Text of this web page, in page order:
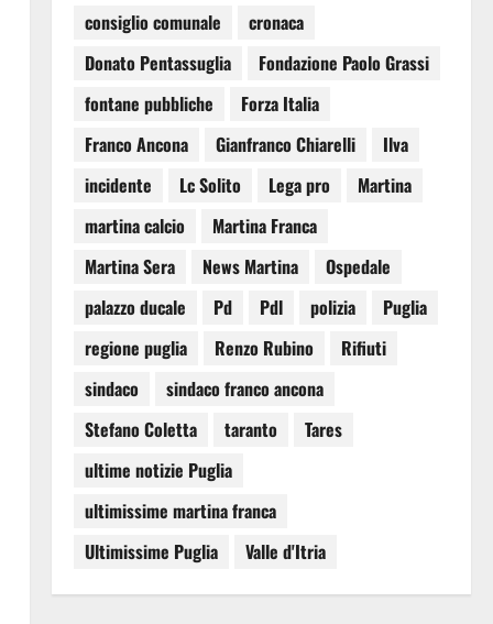
consiglio comunale
cronaca
Donato Pentassuglia
Fondazione Paolo Grassi
fontane pubbliche
Forza Italia
Franco Ancona
Gianfranco Chiarelli
Ilva
incidente
Lc Solito Lega pro
Martina
martina calcio
Martina Franca
Martina Sera
News Martina
Ospedale
palazzo ducale
Pd Pdl polizia
Puglia
regione puglia
Renzo Rubino
Rifiuti
sindaco
sindaco franco ancona
Stefano Coletta
taranto
Tares
ultime notizie Puglia
ultimissime martina franca
Ultimissime Puglia
Valle d'Itria